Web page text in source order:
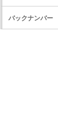
バックナンバー